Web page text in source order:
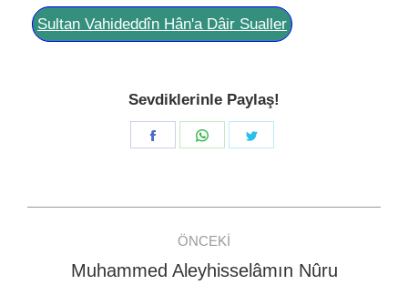
Sultan Vahideddîn Hân'a Dâir Sualler
Sevdiklerinle Paylaş!
Share
Share
navigation
ÖNCEKI
Previous
Muhammed Aleyhisselâmın Nûru